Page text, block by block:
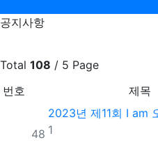
공지사항
Total 108 / 5 Page
번호
제목
번호
48
2023년 제11회 I am
댓글
1